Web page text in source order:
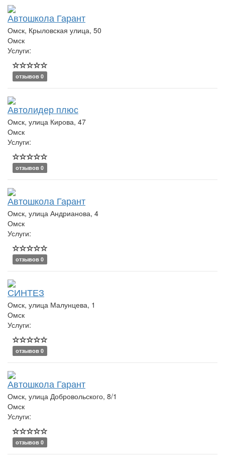
Автошкола Гарант
Омск, Крыловская улица, 50
Омск
Услуги:
отзывов 0
Автолидер плюс
Омск, улица Кирова, 47
Омск
Услуги:
отзывов 0
Автошкола Гарант
Омск, улица Андрианова, 4
Омск
Услуги:
отзывов 0
СИНТЕЗ
Омск, улица Малунцева, 1
Омск
Услуги:
отзывов 0
Автошкола Гарант
Омск, улица Добровольского, 8/1
Омск
Услуги:
отзывов 0